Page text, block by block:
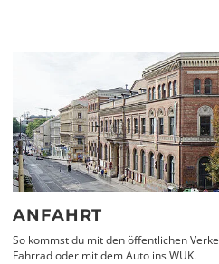
ANFAHRT
So kommst du mit den öffentlichen
Fahrrad oder mit dem Auto ins WUK.